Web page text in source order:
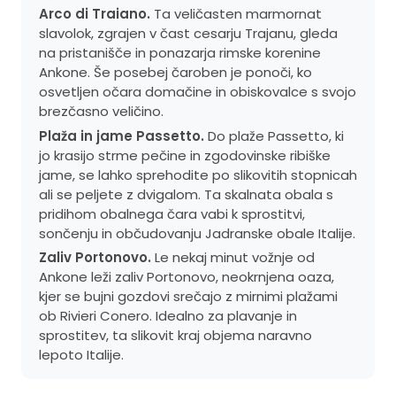
Arco di Traiano. Ta veličasten marmornat
slavolok, zgrajen v čast cesarju Trajanu, gleda
na pristanišče in ponazarja rimske korenine
Ankone. Še posebej čaroben je ponoči, ko
osvetljen očara domačine in obiskovalce s svojo
brezčasno veličino.
Plaža in jame Passetto. Do plaže Passetto, ki
jo krasijo strme pečine in zgodovinske ribiške
jame, se lahko sprehodite po slikovitih stopnicah
ali se peljete z dvigalom. Ta skalnata obala s
pridihom obalnega čara vabi k sprostitvi,
sončenju in občudovanju Jadranske obale Italije.
Zaliv Portonovo. Le nekaj minut vožnje od
Ankone leži zaliv Portonovo, neokrnjena oaza,
kjer se bujni gozdovi srečajo z mirnimi plažami
ob Rivieri Conero. Idealno za plavanje in
sprostitev, ta slikovit kraj objema naravno
lepoto Italije.